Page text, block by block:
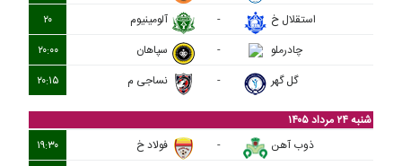
استقلال خ
- آلومينيوم
۲۰
چادرملو
- سپاهان
۲۰:۰۰
گل گهر
- نساجی م ۲۰:۱۵
شنبه ۲۴ مرداد ۱۴۰۵
ذوب آهن
- فولاد خ
۱۹:۳۰